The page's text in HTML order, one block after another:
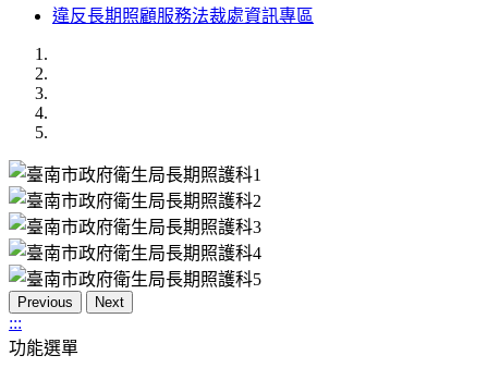
違反長期照顧服務法裁處資訊專區
Previous Next
:::
功能選單